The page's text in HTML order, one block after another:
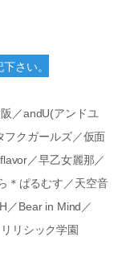
さい。
／andU(アンドユ
フクガールズ／仮面
／早乙女麗那／
＊ぱるむす／天空音
／Bear in Mind／
リシック学園